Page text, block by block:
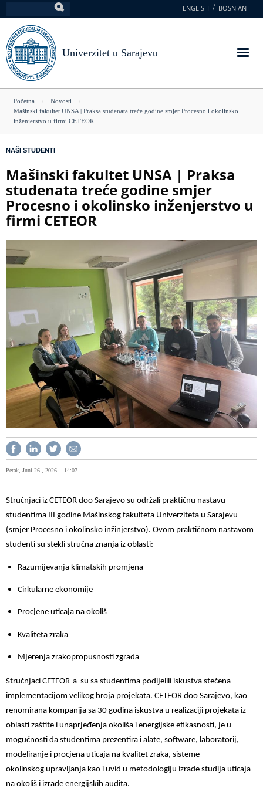
na
glavni
sadržaj
ENGLISH BOSNIAN
Univerzitet u Sarajevu
You
are
Početna
Novosti
Mašinski fakultet UNSA | Praksa studenata treće godine smjer Procesno i okolinsko
inženjerstvo u firmi CETEOR
NAŠI STUDENTI
Mašinski fakultet UNSA | Praksa
studenata treće godine smjer
Procesno i okolinsko inženjerstvo u
firmi CETEOR
Petak, Juni 26., 2026. - 14:07
Stručnjaci iz CETEOR doo Sarajevo su održali praktičnu nastavu
studentima III godine Mašinskog fakulteta Univerziteta u Sarajevu
(smjer Procesno i okolinsko inžinjerstvo). Ovom praktičnom nastavom
studenti su stekli stručna znanja iz oblasti:
Razumijevanja klimatskih promjena
Cirkularne ekonomije
Procjene uticaja na okoliš
Kvaliteta zraka
Mjerenja zrakopropusnosti zgrada
Stručnjaci CETEOR-a su sa studentima podijelili iskustva stečena
implementacijom velikog broja projekata. CETEOR doo Sarajevo, kao
renomirana kompanija sa 30 godina iskustva u realizaciji projekata iz
oblasti zaštite i unaprjeđenja okoliša i energijske efikasnosti, je u
mogućnosti da studentima prezentira i alate, software, laboratorij,
modeliranje i procjena uticaja na kvalitet zraka, sisteme
okolinskog upravljanja kao i uvid u metodologiju izrade studija uticaja
na okoliš i izrade energijskih audita.